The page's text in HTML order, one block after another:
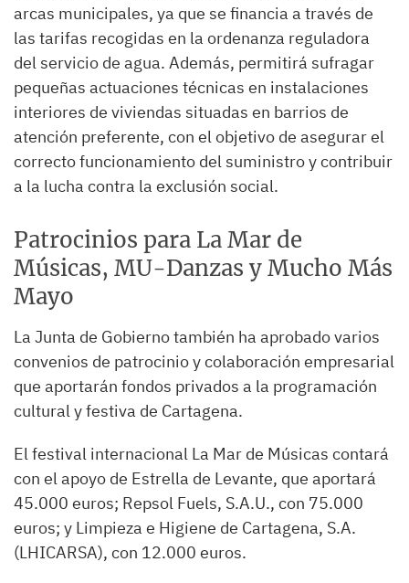
arcas municipales, ya que se financia a través de
las tarifas recogidas en la ordenanza reguladora
del servicio de agua. Además, permitirá sufragar
pequeñas actuaciones técnicas en instalaciones
interiores de viviendas situadas en barrios de
atención preferente, con el objetivo de asegurar el
correcto funcionamiento del suministro y contribuir
a la lucha contra la exclusión social.
Patrocinios para La Mar de
Músicas, MU-Danzas y Mucho Más
Mayo
La Junta de Gobierno también ha aprobado varios
convenios de patrocinio y colaboración empresarial
que aportarán fondos privados a la programación
cultural y festiva de Cartagena.
El festival internacional La Mar de Músicas contará
con el apoyo de Estrella de Levante, que aportará
45.000 euros; Repsol Fuels, S.A.U., con 75.000
euros; y Limpieza e Higiene de Cartagena, S.A.
(LHICARSA), con 12.000 euros.